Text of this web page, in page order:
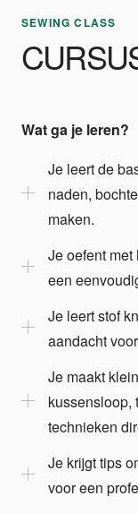
SEWING CLASS
Wat ga je leren?
Je leert de
naden,
maken.
Je oefent
een
Je leert stof
aandacht
Je maakt
kussensloop,
technieken
Je krijgt tips
voor een